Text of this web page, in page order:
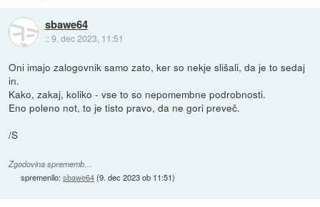
sbawe64
::9. dec 2023, 11:51
Oni imajo zalogovnik samo zato, ker so nekje slišali, da je to sedaj
in.
Kako, zakaj, koliko - vse to so nepomembne podrobnosti.
Eno poleno not, to je tisto pravo, da ne gori preveč.
/S
Zgodovina sprememb…
spremenilo:sbawe64(9. dec 2023 ob 11:51)